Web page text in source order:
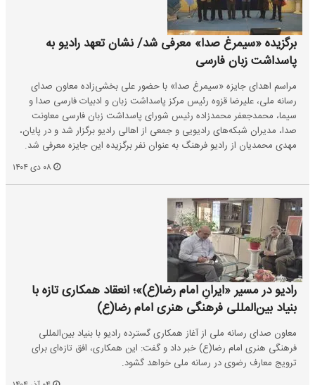
برگزیده «سیمرغ صدا» معرفی شد/ نشان تعهد رادیو به
پاسداشت زبان فارسی
مراسم اهدای جایزه «سیمرغ صدا» با حضور علی بخشی‌زاده معاون صدای
رسانه ملی، علیرضا قزوه رئیس مرکز پاسداشت زبان و ادبیات فارسی صدا و
سیما، محمدجعفر محمدزاده رئیس شورای پاسداشت زبان فارسی معاونت
صدا، مدیران شبکه‌های رادیویی و جمعی از اهالی رادیو برگزار شد و در پایان،
مهدی محمدیان از رادیو فرهنگ به عنوان نفر برگزیده این جایزه معرفی شد.
رادیو در مسیر «ایرانِ امام رضا(ع)»؛ انعقاد همکاری تازه با
بنیاد بین‌المللی فرهنگی هنری امام رضا(ع)
معاون صدای رسانه ملی از آغاز همکاری گسترده رادیو با بنیاد بین‌المللی
فرهنگی هنری امام رضا(ع) خبر داد و گفت: این همکاری، افق تازه‌ای برای
ترویج معارف رضوی در رسانه ملی خواهد گشود.